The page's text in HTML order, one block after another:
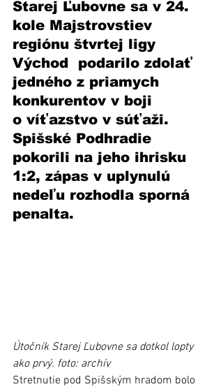
Starej Ľubovne sa v 24.
kole Majstrovstiev
regiónu štvrtej ligy
Východ  podarilo zdolať
jedného z priamych
konkurentov v boji
o víťazstvo v súťaži.
Spišské Podhradie
pokorili na jeho ihrisku
1:2, zápas v uplynulú
nedeľu rozhodla sporná
penalta.
Útočník Starej Ľubovne sa dotkol lopty
ako prvý. foto: archív
Stretnutie pod Spišským hradom bolo